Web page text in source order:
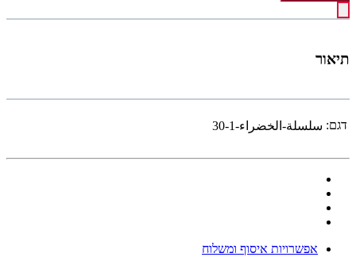
תיאור
דגם: سلسلة-الخضراء-1-30
אפשרויות איסוף ומשלוח